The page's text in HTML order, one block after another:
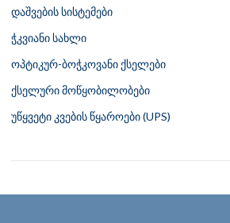
დაშვების სისტემები
ჭკვიანი სახლი
ოპტიკურ-ბოჭკოვანი ქსელები
ქსელური მოწყობილობები
უწყვეტი კვების წყაროები (UPS)